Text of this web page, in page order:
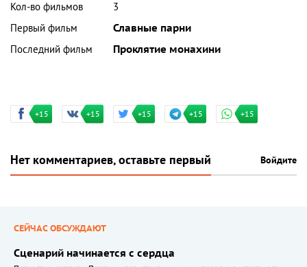
Кол-во фильмов
3
Первый фильм
Славные парни
Последний фильм
Проклятие монахини
+15 +15 +15 +15 +15
Нет комментариев, оставьте первый Войдите
СЕЙЧАС ОБСУЖДАЮТ
Сценарий начинается с сердца